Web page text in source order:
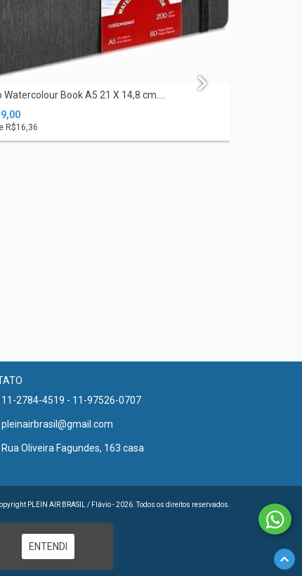
ENTENDI
Watercolour Book A5 21 X 14,8 cm....
R$16,36
11-2784-4519 - 11-97526-0707
pleinairbrasil@gmail.com
Rua Oliveira Fagundes, 163 casa
PLEIN AIR BRASIL / Flávio - 2026. Todos os direitos reservados.